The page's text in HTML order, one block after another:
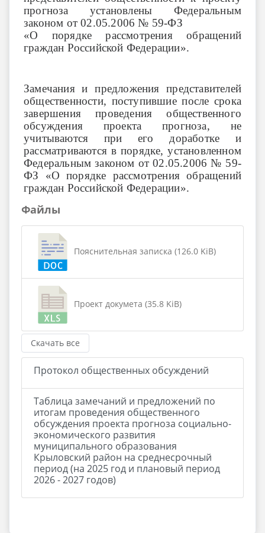
прогноза установлены Федеральным
законом от 02.05.2006 № 59-ФЗ
«О порядке рассмотрения обращений
граждан Российской Федерации».
Замечания и предложения представителей
общественности, поступившие после срока
завершения проведения общественного
обсуждения проекта прогноза, не
учитываются при его доработке и
рассматриваются в порядке, установленном
Федеральным законом от 02.05.2006 № 59-
ФЗ «О порядке рассмотрения обращений
граждан Российской Федерации».
Файлы
Пояснительная записка (126.0 KiB)
Проект докумета (35.8 KiB)
Скачать все
Протокол общественных обсуждений
Таблица замечаний и предложений по
итогам проведения общественного
обсуждения проекта прогноза социально-
экономического развития
муниципального образования
Крыловский район на среднесрочный
период (на 2025 год и плановый период
2026 - 2027 годов)